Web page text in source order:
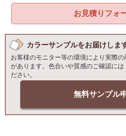
お見積りフォ
カラーサンプルをお届けしま
お客様のモニター等の環境により実際
があります。色合いや質感のご確認には
ださい。
無料サンプル